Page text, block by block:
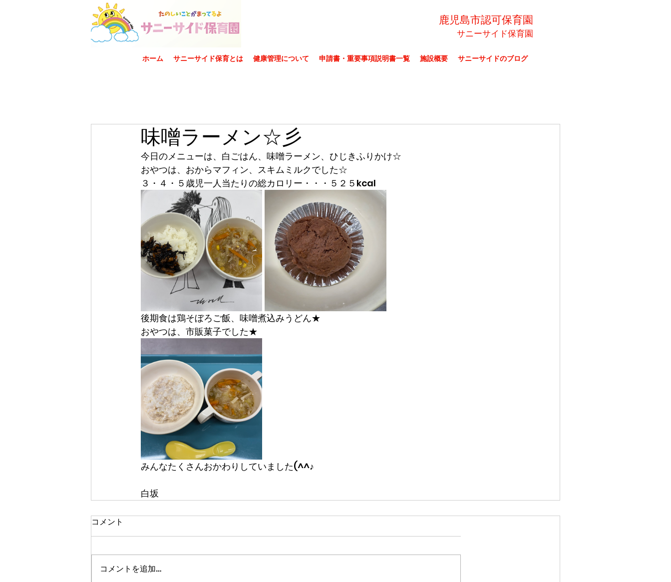
鹿児島市認可保育園
サニーサイド保育園
ホーム サニーサイド保育とは 健康管理について 申請書・重要事項説明書一覧 施設概要 サニーサイドのブログ
味噌ラーメン☆彡
今日のメニューは、白ごはん、味噌ラーメン、ひじきふりかけ☆
おやつは、おからマフィン、スキムミルクでした☆
３・４・５歳児一人当たりの総カロリー・・・５２５kcal
後期食は鶏そぼろご飯、味噌煮込みうどん★
おやつは、市販菓子でした★
みんなたくさんおかわりしていました(^^♪
白坂
コメント
コメントを追加…